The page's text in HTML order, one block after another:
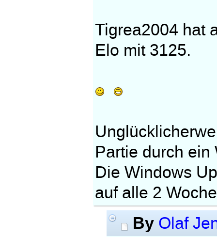
Tigrea2004 hat
Elo mit 3125.
Partie durch
Die Windows
auf alle 2
By Olaf